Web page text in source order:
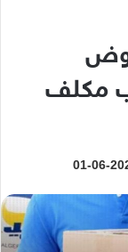
يعلن عن 5 عروض
مكلف